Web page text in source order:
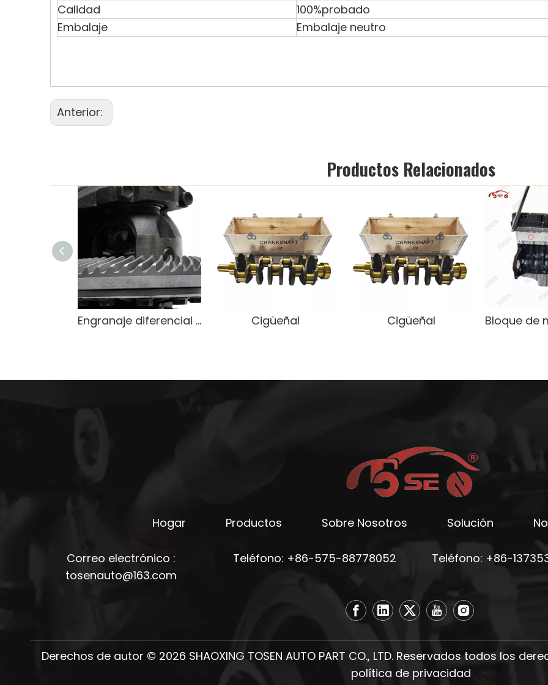
Calidad
100%probado
Embalaje
Embalaje neutro
Anterior:
Productos Relacionados
Engranaje diferencial de servicio pesado OEM 9071666 Cigüeñal Cigüeñal
Hogar Productos Sobre Nosotros Solución
Correo electrónico :
tosenauto@163.com
Teléfono: +86-575-88778052 Teléfono: +86-
Derechos de autor © 2026 SHAOXING TOSEN AUTO PART CO., LTD. Reservados todos los
política de privacidad